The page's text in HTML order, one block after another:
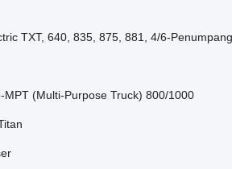
TXT, 640, 835, 875, 881, 4/6-
MPT (Multi-Purpose Truck) 800/1000